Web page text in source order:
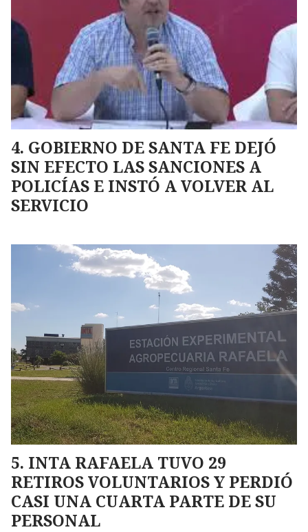
GOBIERNO DE SANTA FE DEJÓ
SIN EFECTO LAS SANCIONES A
POLICÍAS E INSTÓ A VOLVER AL
SERVICIO
INTA RAFAELA TUVO 29
RETIROS VOLUNTARIOS Y PERDIÓ
CASI UNA CUARTA PARTE DE SU
PERSONAL